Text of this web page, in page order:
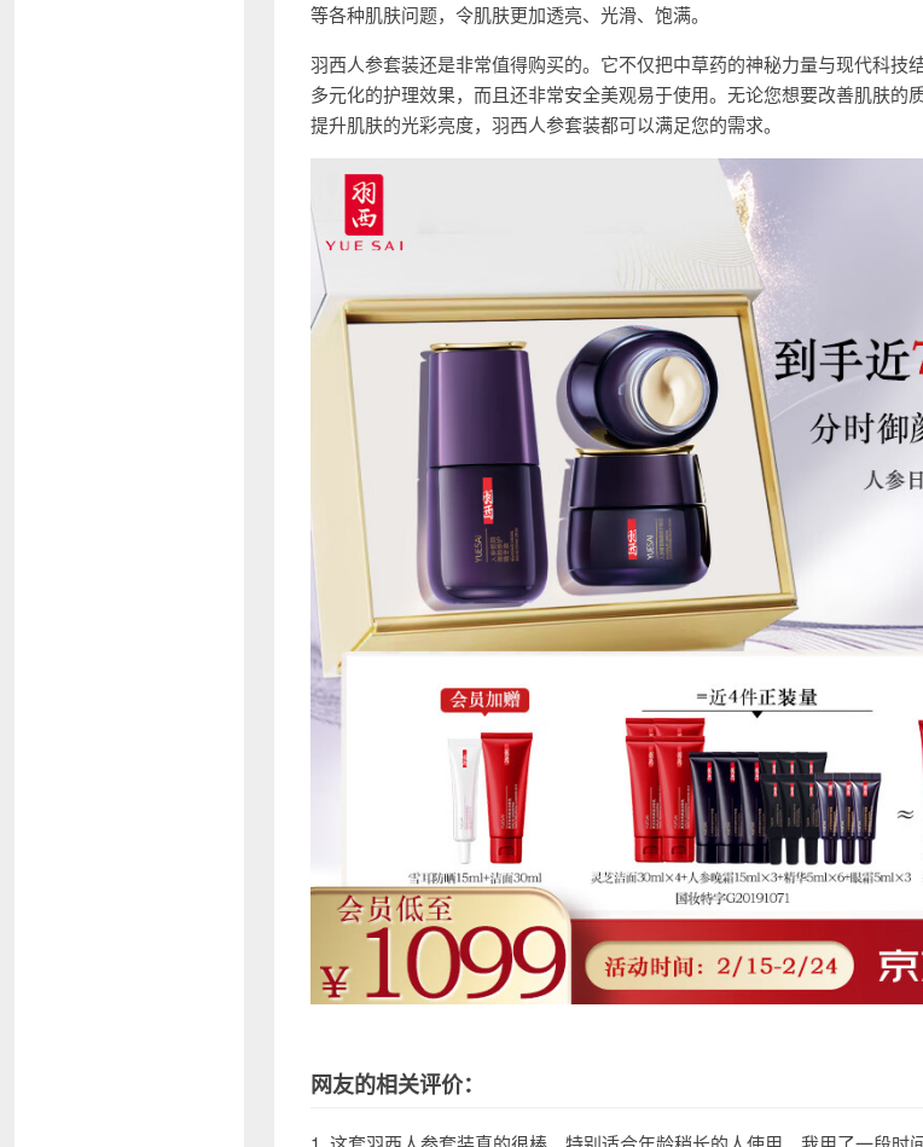
等各种肌肤问题，令肌肤更加透亮、光滑、饱满。
羽西人参套装还是非常值得购买的。它不仅把中草药的神秘力量与现代科技
多元化的护理效果，而且还非常安全美观易于使用。无论您想要改善肌肤的
提升肌肤的光彩亮度，羽西人参套装都可以满足您的需求。
网友的相关评价：